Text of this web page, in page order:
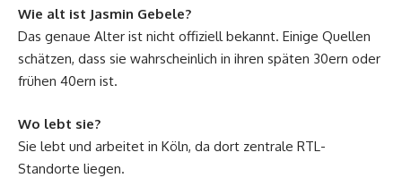
Wie alt ist Jasmin Gebele?
Das genaue Alter ist nicht offiziell bekannt. Einige Quellen
schätzen, dass sie wahrscheinlich in ihren späten 30ern oder
frühen 40ern ist.
Wo lebt sie?
Sie lebt und arbeitet in Köln, da dort zentrale RTL-
Standorte liegen.